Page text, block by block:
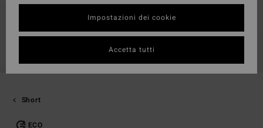
Short
ECO
Impostazioni dei cookie
Accetta tutti